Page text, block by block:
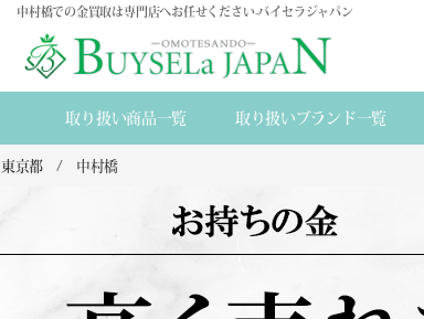
中村橋での金買取は専門店へお任せください-バイセラジャパン
取り扱い商品一覧 取り扱いブランド一覧
東京都 中村橋